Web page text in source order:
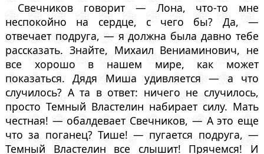
Свечников говорит — Лона, что-то мне
неспокойно на сердце, с чего бы? Да, —
отвечает подруга, — я должна была давно тебе
рассказать. Знайте, Михаил Вениаминович, не
все хорошо в нашем мире, как может
показаться. Дядя Миша удивляется — а что
случилось? А та в ответ: ничего не случилось,
просто Темный Властелин набирает силу. Мать
честная! — обалдевает Свечников, — А это еще
что за поганец? Тише! — пугается подруга, —
Темный Властелин все слышит! Прячемся! И